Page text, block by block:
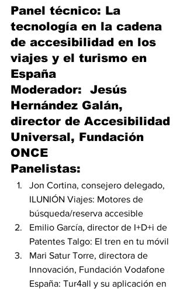
Panel técnico: La
tecnología en la cadena
de accesibilidad en los
viajes y el turismo en
España
Moderador:  Jesús
Hernández Galán,
director de Accesibilidad
Universal, Fundación
ONCE
Panelistas:
Jon Cortina, consejero delegado,
ILUNIÓN Viajes: Motores de
búsqueda/reserva accesible
Emilio García, director de I+D+i de
Patentes Talgo: El tren en tu móvil
Mari Satur Torre, directora de
Innovación, Fundación Vodafone
España: Tur4all y su aplicación en